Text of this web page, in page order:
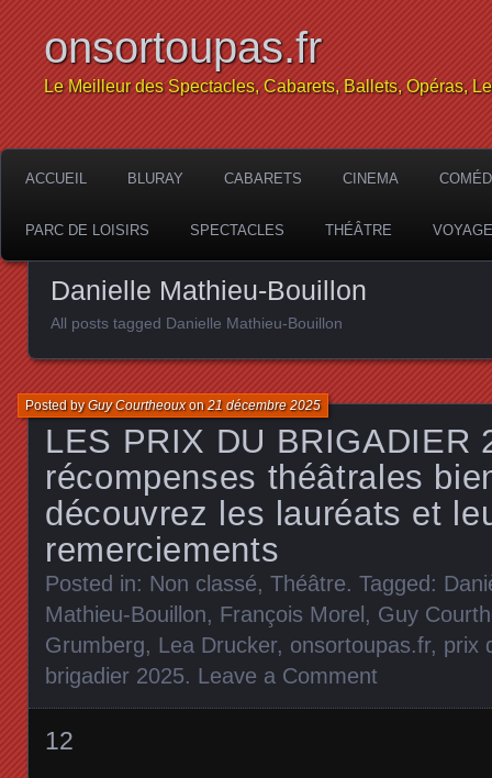
onsortoupas.fr
Le Meilleur des Spectacles, Cabarets, Ballets, Opéras,
ACCUEIL BLURAY CABARETS CINEMA
PARC DE LOISIRS SPECTACLES THÉÂTRE
Danielle Mathieu-Bouillon
All posts tagged Danielle Mathieu-Bouillon
LES PRIX DU BRIGADIER
récompenses théâtrales
découvrez les lauréats et
remerciements
Posted byGuy Courtheouxon21 décembre 2025
Posted in: Non classé, Théâtre. Tagged:
Mathieu-Bouillon, François Morel, Guy
Grumberg, Lea Drucker, onsortoupas.fr, prix
brigadier 2025. Leave a Comment
12